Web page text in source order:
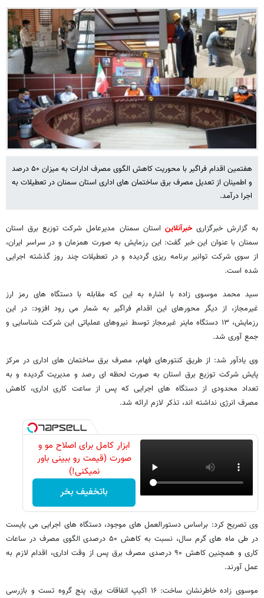
هفتمین اقدام فراگیر با محوریت کاهش الگوی مصرف ادارات به میزان ۵۰ درصد
و اطمینان از تعدیل مصرف برق ساختمان های اداری استان سمنان در تعطیلات به
اجرا درآمد.
به گزارش خبرگزاریخبرآنلاین استان سمنان مدیرعامل شرکت توزیع برق استان
سمنان با عنوان این خبر گفت: این رزمایش به صورت همزمان و در سراسر ایران،
از سوی شرکت توانیر برنامه ریزی گردیده و در تعطیلات چند روز گذشته اجرایی
شده است.
سید محمد موسوی زاده با اشاره به این که مقابله با دستگاه های رمز ارز
غیرمجاز، از دیگر محورهای این اقدام فراگیر به شمار می رود افزود: در این
رزمایش، ۱۳ دستگاه ماینر غیرمجاز توسط نیروهای عملیاتی این شرکت شناسایی و
جمع آوری شد.
وی یادآور شد: از طریق کنتورهای فهام، مصرف برق ساختمان های اداری در مرکز
پایش شرکت توزیع برق استان به صورت لحظه ای رصد و مدیریت گردیده و به
تعداد محدودی از دستگاه های اجرایی که پس از ساعت کاری اداری، کاهش
مصرف انرژی نداشته اند، تذکر لازم ارائه شد.
ابزار کامل برای اصلاح مو و
صورت (قیمت رو ببینی باور
نمیکنی!)
باتخفیف بخر
وی تصریح کرد: براساس دستورالعمل های موجود، دستگاه های اجرایی می بایست
در طی ماه های گرم سال، نسبت به کاهش ۵۰ درصدی الگوی مصرف در ساعات
کاری و همچنین کاهش ۹۰ درصدی مصرف برق پس از وقت اداری، اقدام لازم به
عمل آورند.
موسوی زاده خاطرنشان ساخت: ۱۶ اکیپ اتفاقات برق، پنج گروه تست و بازرسی